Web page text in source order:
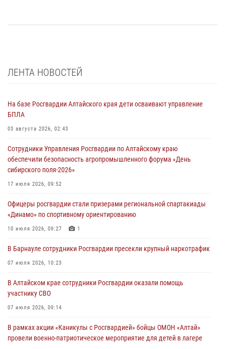
ЛЕНТА НОВОСТЕЙ
На базе Росгвардии Алтайского края дети осваивают управление
БПЛА
03 августа 2026, 02:43
Сотрудники Управления Росгвардии по Алтайскому краю
обеспечили безопасность агропромышленного форума «День
сибирского поля-2026»
17 июля 2026, 09:52
Офицеры росгвардии стали призерами региональной спартакиады
«Динамо» по спортивному ориентированию
10 июля 2026, 09:27 1
В Барнауле сотрудники Росгвардии пресекли крупный наркотрафик
07 июля 2026, 10:23
В Алтайском крае сотрудники Росгвардии оказали помощь
участнику СВО
07 июля 2026, 09:14
В рамках акции «Каникулы с Росгвардией» бойцы ОМОН «Алтай»
провели военно-патриотическое мероприятие для детей в лагере